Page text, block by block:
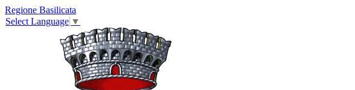
Regione Basilicata
Select Language ▼